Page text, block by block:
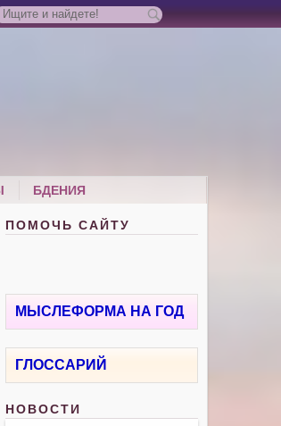
БДЕНИЯ
ПОМОЧЬ САЙТУ
МЫСЛЕФОРМА НА ГОД
ГЛОССАРИЙ
НОВОСТИ